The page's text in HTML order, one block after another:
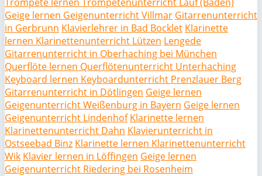
Geige lernen Geigenunterricht Villmar Gitarrenunterricht
in Gerbrunn Klavierlehrer in Bad Bocklet Klarinette
lernen Klarinettenunterricht Lützen Lengede
Gitarrenunterricht in Oberhaching bei München
Querflöte lernen Querflötenunterricht Unterhaching
Keyboard lernen Keyboardunterricht Prenzlauer Berg
Gitarrenunterricht in Dötlingen Geige lernen
Geigenunterricht Weißenburg in Bayern Geige lernen
Geigenunterricht Lindenhof Klarinette lernen
Klarinettenunterricht Dahn Klavierunterricht in
Ostseebad Binz Klarinette lernen Klarinettenunterricht
Wik Klavier lernen in Löffingen Geige lernen
Geigenunterricht Riedering bei Rosenheim